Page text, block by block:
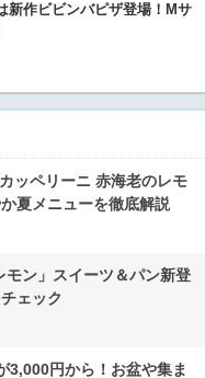
新作ビビンバピザ登場！Mサ
ッペリーニ 赤海老のレモ
夏メニューを徹底解説
モン」スイーツ＆パン新登
ェック
3,000円から！お盆や集ま